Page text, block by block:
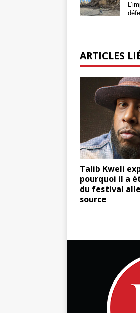
ARTICLES
Talib Kweli
pourquoi il a
du festival
source